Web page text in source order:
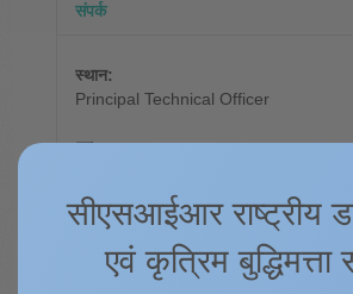
संपर्क
स्थान:
Principal Technical Officer
080-2505 1926
सीएसआईआर राष्ट्रीय
एवं कृत्रिम